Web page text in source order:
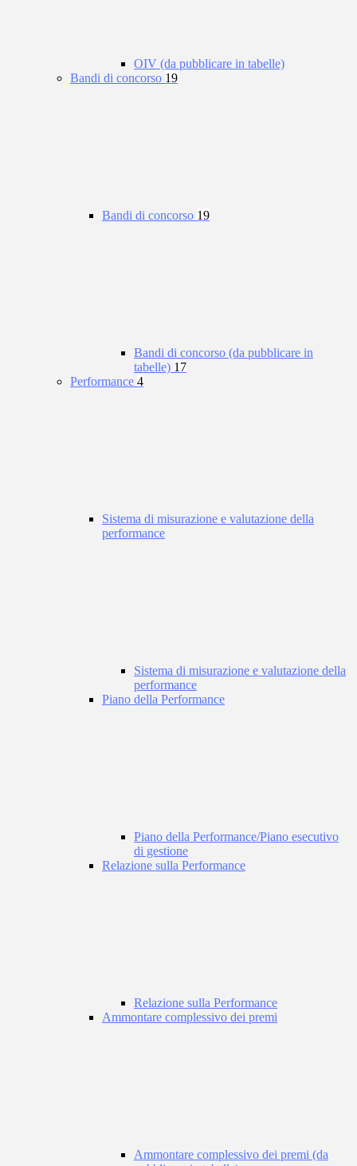
OIV (da pubblicare in tabelle)
Bandi di concorso 19
Bandi di concorso 19
Bandi di concorso (da pubblicare in
tabelle) 17
Performance 4
Sistema di misurazione e valutazione della
performance
Sistema di misurazione e valutazione della
performance
Piano della Performance
Piano della Performance/Piano esecutivo
di gestione
Relazione sulla Performance
Relazione sulla Performance
Ammontare complessivo dei premi
Ammontare complessivo dei premi (da